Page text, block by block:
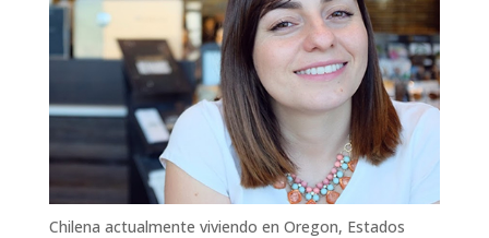
Chilena actualmente viviendo en Oregon, Estados